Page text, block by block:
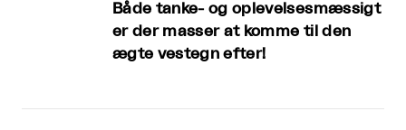
Både tanke- og oplevelsesmæssigt
er der masser at komme til den
ægte vestegn efter!